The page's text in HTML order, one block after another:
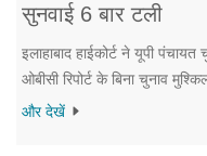
सुनवाई 6 बार टली
इलाहाबाद हाईकोर्ट ने यूपी
ओबीसी रिपोर्ट के बिना चुनाव
और देखें